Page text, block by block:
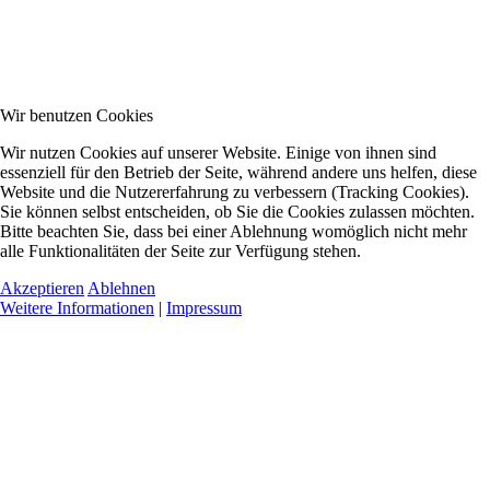
Wir benutzen Cookies
Wir nutzen Cookies auf unserer Website. Einige von ihnen sind
essenziell für den Betrieb der Seite, während andere uns helfen, diese
Website und die Nutzererfahrung zu verbessern (Tracking Cookies).
Sie können selbst entscheiden, ob Sie die Cookies zulassen möchten.
Bitte beachten Sie, dass bei einer Ablehnung womöglich nicht mehr
alle Funktionalitäten der Seite zur Verfügung stehen.
Akzeptieren Ablehnen
Weitere Informationen | Impressum